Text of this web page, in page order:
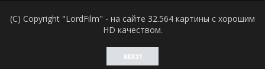
(C) Copyright "LordFilm" - на сайте 32.564 картины с хорошим
HD качеством.